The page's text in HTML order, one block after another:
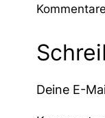
Kommentare
Deine E-